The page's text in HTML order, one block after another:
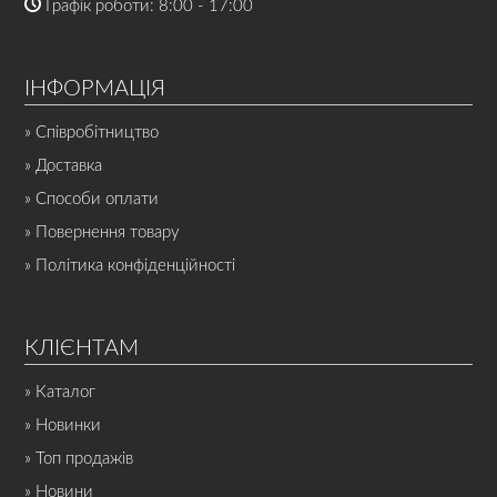
Графік роботи: 8:00 - 17:00
ІНФОРМАЦІЯ
» Співробітництво
» Доставка
» Способи оплати
» Повернення товару
» Політика конфіденційності
КЛІЄНТАМ
» Каталог
» Новинки
» Топ продажів
» Новини